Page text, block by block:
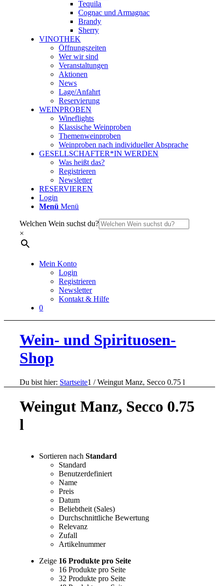
Tequila
Cognac und Armagnac
Brandy
Sherry
VINOTHEK
Öffnungszeiten
Wer wir sind
Veranstaltungen
Aktionen
News
Lage/Anfahrt
Reservierung
WEINPROBEN
Wineflights
Klassische Weinproben
Themenweinproben
Weinproben nach individueller Absprache
GESELLSCHAFTER*IN WERDEN
Was heißt das?
Registrieren
Newsletter
RESERVIEREN
Login
Menü Menü
Welchen Wein suchst du?
×
Mein Konto
Login
Registrieren
Newsletter
Kontakt & Hilfe
0
Wein- und Spirituosen-
Shop
Du bist hier: Startseite1 / Weingut Manz, Secco 0.75 l
Weingut Manz, Secco 0.75
l
Sortieren nachStandard
Standard
Benutzerdefiniert
Name
Preis
Datum
Beliebtheit (Sales)
Durchschnittliche Bewertung
Relevanz
Zufall
Artikelnummer
Zeige 16 Produkte pro Seite
16 Produkte pro Seite
32 Produkte pro Seite